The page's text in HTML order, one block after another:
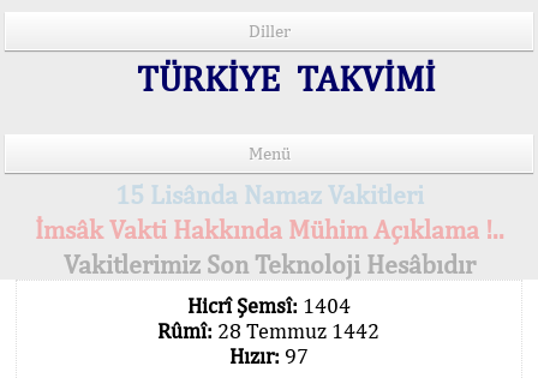
Diller
TÜRKİYE TAKVİMİ
Menü
15 Lisânda Namaz Vakitleri
İmsâk Vakti Hakkında Mühim Açıklama !..
Vakitlerimiz Son Teknoloji Hesâbıdır
Hicrî Şemsî: 1404
Rûmî: 28 Temmuz 1442
Hızır: 97